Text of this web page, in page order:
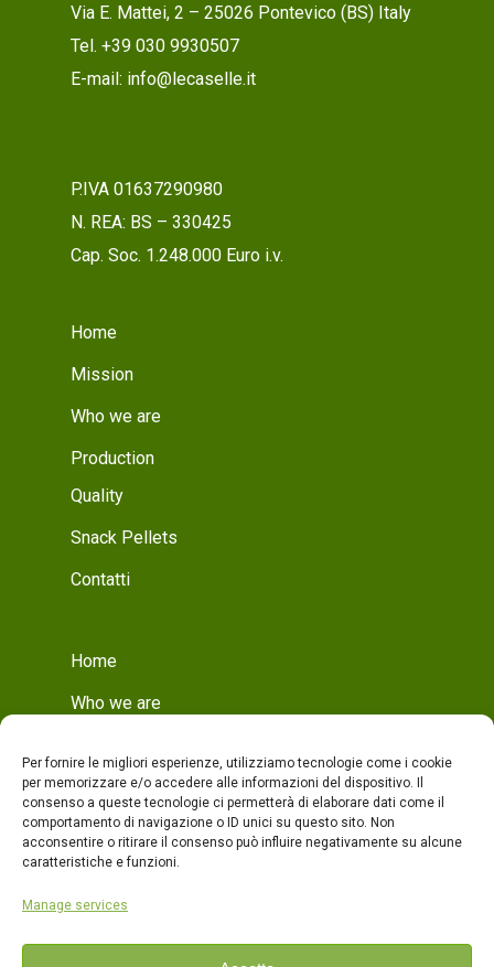
Per fornire le migliori esperienze, utilizziamo tecnologie come i cookie
per memorizzare e/o accedere alle informazioni del dispositivo. Il
consenso a queste tecnologie ci permetterà di elaborare dati come il
comportamento di navigazione o ID unici su questo sito. Non
acconsentire o ritirare il consenso può influire negativamente su alcune
caratteristiche e funzioni.
Manage services
Via E. Mattei, 2 – 25026 Pontevico (BS) Italy
Tel. +39 030 9930507
E-mail: info@lecaselle.it
P.IVA 01637290980
N. REA: BS – 330425
Cap. Soc. 1.248.000 Euro i.v.
Home
Mission
Who we are
Production
Quality
Snack Pellets
Contatti
Home
Who we are
Who we are
Production
Production
Quality
Products